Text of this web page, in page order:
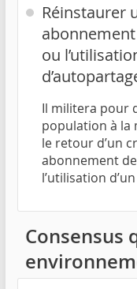
Réinstaurer
ou
Il militera pour
population à la
le retour d’un
abonnement
l’utilisation
Consensus